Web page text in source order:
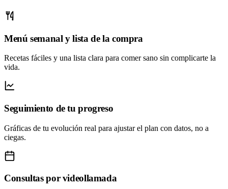
Menú semanal y lista de la compra
Recetas fáciles y una lista clara para comer sano sin complicarte la
vida.
Seguimiento de tu progreso
Gráficas de tu evolución real para ajustar el plan con datos, no a
ciegas.
Consultas por videollamada